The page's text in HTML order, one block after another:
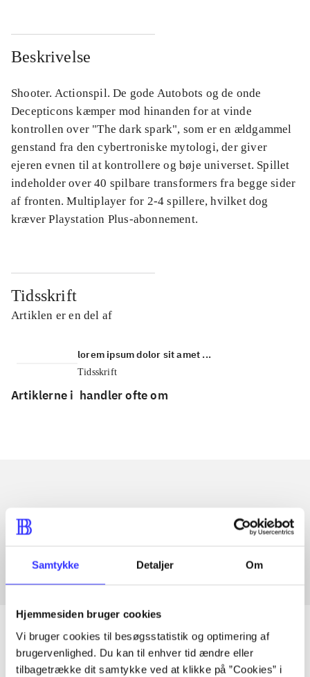
Samtykke Detaljer Om
Hjemmesiden bruger cookies
Vi bruger cookies til besøgsstatistik og optimering af
brugervenlighed. Du kan til enhver tid ændre eller
tilbagetrække dit samtykke ved at klikke på ”Cookies” i
Beskrivelse
Shooter. Actionspil. De gode Autobots og de onde
Decepticons kæmper mod hinanden for at vinde
kontrollen over "The dark spark", som er en ældgammel
genstand fra den cybertroniske mytologi, der giver
ejeren evnen til at kontrollere og bøje universet. Spillet
indeholder over 40 spilbare transformers fra begge sider
af fronten. Multiplayer for 2-4 spillere, hvilket dog
kræver Playstation Plus-abonnement.
Tidsskrift
Artiklen er en del af
lorem ipsum dolor sit amet ...
Tidsskrift
Artiklerne i handler ofte om
Artikler med samme emner
Fra
Artikler